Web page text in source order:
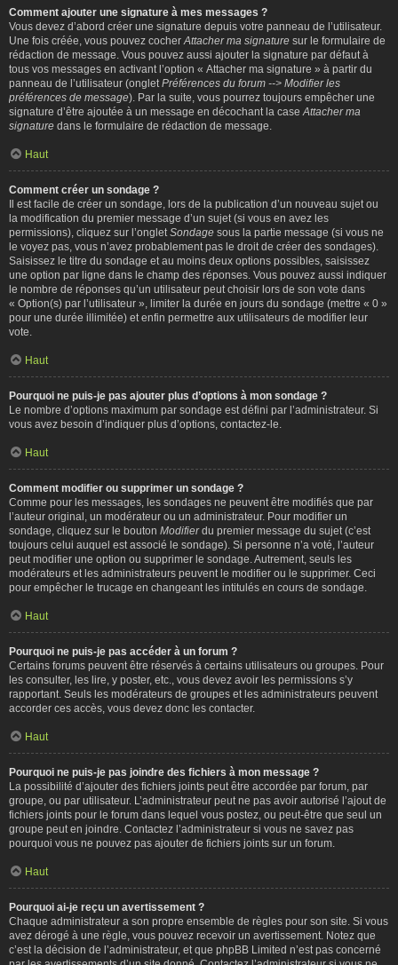
Comment ajouter une signature à mes messages ?
Vous devez d’abord créer une signature depuis votre panneau de l’utilisateur.
Une fois créée, vous pouvez cocher Attacher ma signature sur le formulaire de
rédaction de message. Vous pouvez aussi ajouter la signature par défaut à
tous vos messages en activant l’option « Attacher ma signature » à partir du
panneau de l’utilisateur (onglet Préférences du forum --> Modifier les
préférences de message). Par la suite, vous pourrez toujours empêcher une
signature d’être ajoutée à un message en décochant la case Attacher ma
signature dans le formulaire de rédaction de message.
Haut
Comment créer un sondage ?
Il est facile de créer un sondage, lors de la publication d’un nouveau sujet ou
la modification du premier message d’un sujet (si vous en avez les
permissions), cliquez sur l’onglet Sondage sous la partie message (si vous ne
le voyez pas, vous n’avez probablement pas le droit de créer des sondages).
Saisissez le titre du sondage et au moins deux options possibles, saisissez
une option par ligne dans le champ des réponses. Vous pouvez aussi indiquer
le nombre de réponses qu’un utilisateur peut choisir lors de son vote dans
« Option(s) par l’utilisateur », limiter la durée en jours du sondage (mettre « 0 »
pour une durée illimitée) et enfin permettre aux utilisateurs de modifier leur
vote.
Haut
Pourquoi ne puis-je pas ajouter plus d’options à mon sondage ?
Le nombre d’options maximum par sondage est défini par l’administrateur. Si
vous avez besoin d’indiquer plus d’options, contactez-le.
Haut
Comment modifier ou supprimer un sondage ?
Comme pour les messages, les sondages ne peuvent être modifiés que par
l’auteur original, un modérateur ou un administrateur. Pour modifier un
sondage, cliquez sur le bouton Modifierdu premier message du sujet (c’est
toujours celui auquel est associé le sondage). Si personne n’a voté, l’auteur
peut modifier une option ou supprimer le sondage. Autrement, seuls les
modérateurs et les administrateurs peuvent le modifier ou le supprimer. Ceci
pour empêcher le trucage en changeant les intitulés en cours de sondage.
Haut
Pourquoi ne puis-je pas accéder à un forum ?
Certains forums peuvent être réservés à certains utilisateurs ou groupes. Pour
les consulter, les lire, y poster, etc., vous devez avoir les permissions s’y
rapportant. Seuls les modérateurs de groupes et les administrateurs peuvent
accorder ces accès, vous devez donc les contacter.
Haut
Pourquoi ne puis-je pas joindre des fichiers à mon message ?
La possibilité d’ajouter des fichiers joints peut être accordée par forum, par
groupe, ou par utilisateur. L’administrateur peut ne pas avoir autorisé l’ajout de
fichiers joints pour le forum dans lequel vous postez, ou peut-être que seul un
groupe peut en joindre. Contactez l’administrateur si vous ne savez pas
pourquoi vous ne pouvez pas ajouter de fichiers joints sur un forum.
Haut
Pourquoi ai-je reçu un avertissement ?
Chaque administrateur a son propre ensemble de règles pour son site. Si vous
avez dérogé à une règle, vous pouvez recevoir un avertissement. Notez que
c’est la décision de l’administrateur, et que phpBB Limited n’est pas concerné